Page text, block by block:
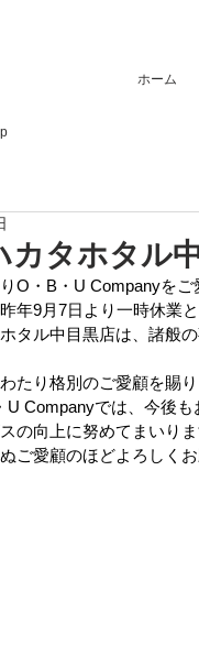
ホーム
カタホタル
O・B・U Companyを
年9月7日より一時休業
タル中目黒店は、諸般
たり格別のご愛顧を賜
U Companyでは、今後
の向上に努めてまいりま
ご愛顧のほどよろしくお